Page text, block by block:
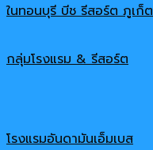
ในทอนบุรี บีช รีสอร์ต ภูเก็ต
กลุ่มโรงแรม & รีสอร์ต
โรงแรมอันดามันเอ็มเบส